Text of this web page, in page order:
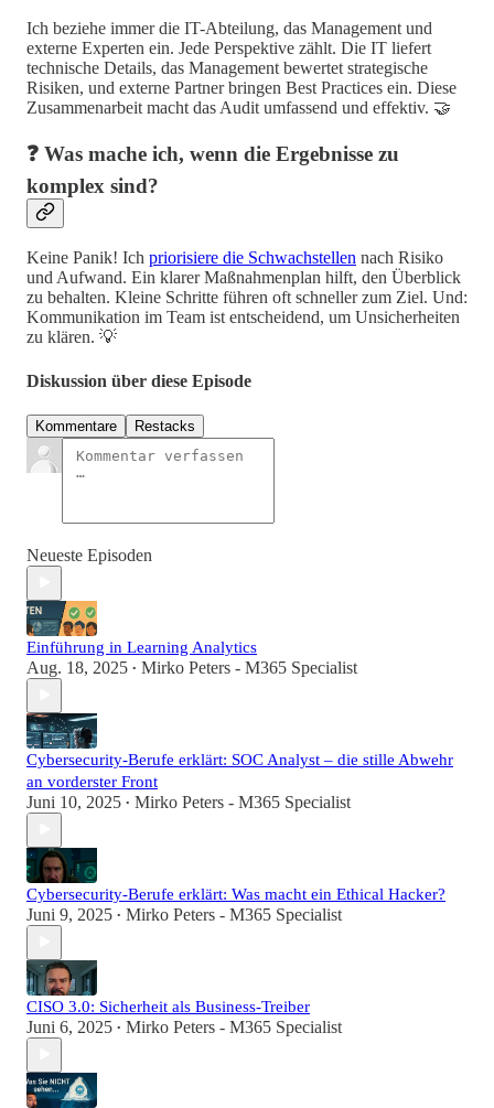
Ich beziehe immer die IT-Abteilung, das Management und
externe Experten ein. Jede Perspektive zählt. Die IT liefert
technische Details, das Management bewertet strategische
Risiken, und externe Partner bringen Best Practices ein. Diese
Zusammenarbeit macht das Audit umfassend und effektiv. 🤝
❓ Was mache ich, wenn die Ergebnisse zu
komplex sind?
Keine Panik! Ich priorisiere die Schwachstellen nach Risiko
und Aufwand. Ein klarer Maßnahmenplan hilft, den Überblick
zu behalten. Kleine Schritte führen oft schneller zum Ziel. Und:
Kommunikation im Team ist entscheidend, um Unsicherheiten
zu klären. 💡
Diskussion über diese Episode
Kommentare Restacks
Neueste Episoden
Einführung in Learning Analytics
Aug. 18, 2025 • Mirko Peters - M365 Specialist
Cybersecurity-Berufe erklärt: SOC Analyst – die stille Abwehr
an vorderster Front
Juni 10, 2025 • Mirko Peters - M365 Specialist
Cybersecurity-Berufe erklärt: Was macht ein Ethical Hacker?
Juni 9, 2025 • Mirko Peters - M365 Specialist
CISO 3.0: Sicherheit als Business-Treiber
Juni 6, 2025 • Mirko Peters - M365 Specialist